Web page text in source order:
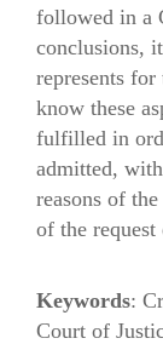
followed in a
conclusions,
represents
know these
fulfilled in
admitted,
reasons of
of the request
Keywords:
Court of